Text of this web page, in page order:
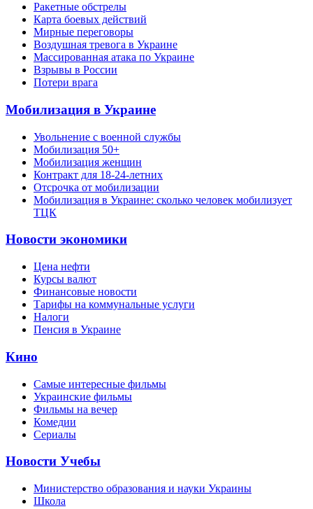
Ракетные обстрелы
Карта боевых действий
Мирные переговоры
Воздушная тревога в Украине
Массированная атака по Украине
Взрывы в России
Потери врага
Мобилизация в Украине
Увольнение с военной службы
Мобилизация 50+
Мобилизация женщин
Контракт для 18-24-летних
Отсрочка от мобилизации
Мобилизация в Украине: сколько человек мобилизует
ТЦК
Новости экономики
Цена нефти
Курсы валют
Финансовые новости
Тарифы на коммунальные услуги
Налоги
Пенсия в Украине
Кино
Самые интересные фильмы
Украинские фильмы
Фильмы на вечер
Комедии
Сериалы
Новости Учебы
Министерство образования и науки Украины
Школа